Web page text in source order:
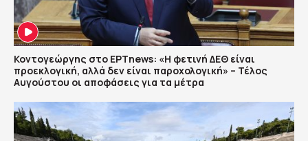
Κοντογεώργης στο ΕΡΤnews: «Η φετινή ΔΕΘ είναι
προεκλογική, αλλά δεν είναι παροχολογική» – Τέλος
Αυγούστου οι αποφάσεις για τα μέτρα